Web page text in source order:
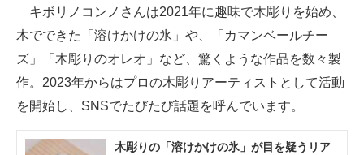
キボリノコンノさんは2021年に趣味で木彫りを始め、
木でできた「溶けかけの氷」や、「カマンベールチー
ズ」「木彫りのオレオ」など、驚くような作品を数々製
作。2023年からはプロの木彫りアーティストとして活動
を開始し、SNSでたびたび話題を呼んでいます。
木彫りの「溶けかけの氷」が目を疑うリア